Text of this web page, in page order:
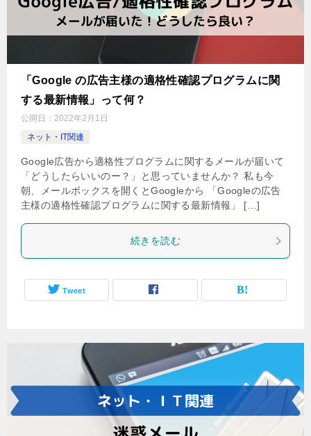
「Google の広告主様の適格性確認プログラムに関
する最新情報」って何？
公開日： 2022年2月1日
ネット・IT関連
Google広告から適格性プログラムに関するメールが届いて
「どうしたらいいのー？」と思っていませんか？ 私も今
朝、メールボックスを開くとGoogleから 「Googleの広告
主様の適格性確認プログラムに関する最新情報」 […]
続きを読む
Tweet